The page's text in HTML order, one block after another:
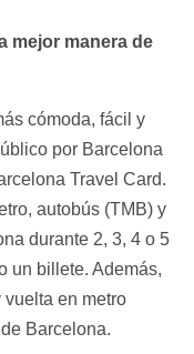
mejor manera de
cómoda, fácil y
por Barcelona
Travel Card.
autobús (TMB) y
durante 2, 3, 4 o 5
un billete. Además,
en metro
Barcelona.